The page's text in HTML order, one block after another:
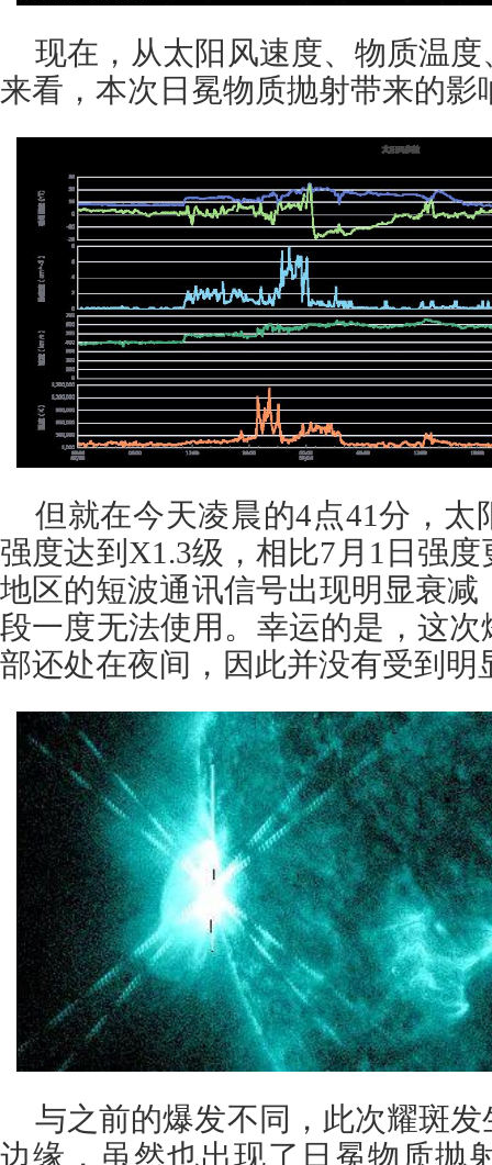
现在，从太阳风速度、物质温
来看，本次日冕物质抛射带来的影
但就在今天凌晨的4点41分，太
强度达到X1.3级，相比7月1日强
地区的短波通讯信号出现明显衰减
段一度无法使用。幸运的是，这
部还处在夜间，因此并没有受到明
与之前的爆发不同，此次耀斑
边缘，虽然也出现了日冕物质抛